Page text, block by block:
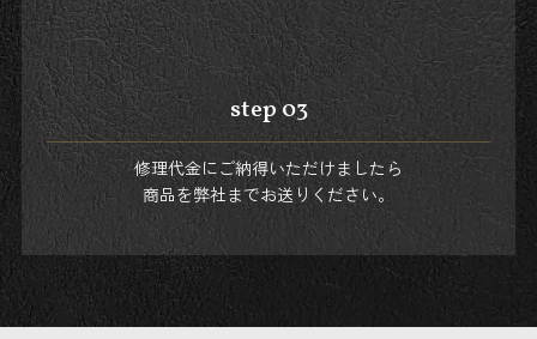
step 03
修理代金にご納得いただけましたら
商品を弊社までお送りください。